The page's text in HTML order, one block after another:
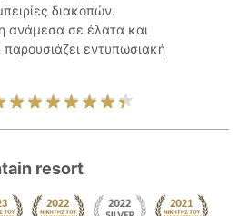
διακοπών.
ανάμεσα σε έλατα και
εντυπωσιακή
resort